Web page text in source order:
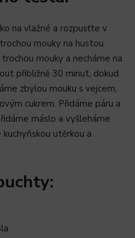
na vlažné a rozpusťte v
mouky na hustou
mouky a necháme na
přibližně 30 minut, dokud
zbylou mouku s vejcem,
cukrem. Přidáme páru a
máslo a vyšleháme
utěrkou a